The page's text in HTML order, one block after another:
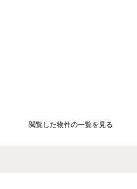
閲覧した物件の一覧を見る